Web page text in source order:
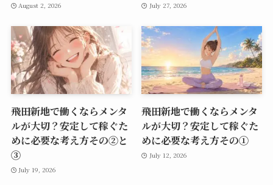
August 2, 2026 July 27, 2026
飛田新地で働くならメンタ
ルが大切？安定して稼ぐた
めに必要な考え方その②と
➂
July 19, 2026
飛田新地で働くならメンタ
ルが大切？安定して稼ぐた
めに必要な考え方その①
July 12, 2026